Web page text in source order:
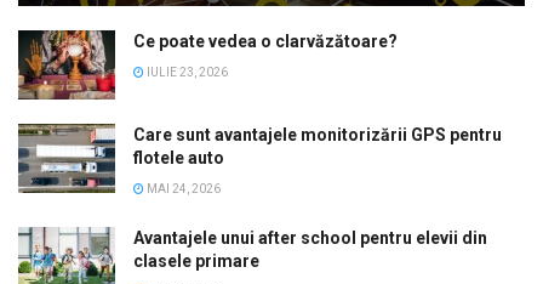
Ce poate vedea o clarvăzătoare?
IULIE 23, 2026
Care sunt avantajele monitorizării GPS pentru
flotele auto
MAI 24, 2026
Avantajele unui after school pentru elevii din
clasele primare